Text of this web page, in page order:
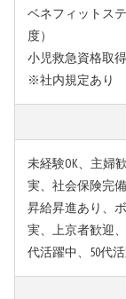
ベネフィットス
度）
小児救急資格取
※社内規定あり
未経験OK、主婦
実、社会保険完
昇給昇進あり、
実、上京者歓迎
代活躍中、50代